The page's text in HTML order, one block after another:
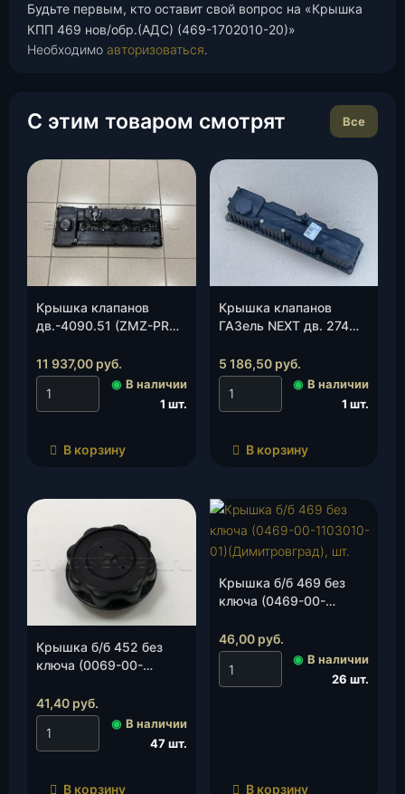
Будьте первым, кто оставит свой вопрос на «Крышка
КПП 469 нов/обр.(АДС) (469-1702010-20)»
Необходимо авторизоваться.
С этим товаром смотрят Все
Крышка клапанов
дв.-4090.51 (ZMZ-PRO)
Профи с 2018 г.в)(ЗМЗ)
(0406-24-1007210-11),
шт.
11 937,00 руб.
◉ В наличии
1 шт.
В корзину
Крышка клапанов
ГАЗель NEXT дв. 274
5 186,50 руб.
◉ В наличии
1 шт.
В корзину
Крышка б/б 452 без
ключа (0069-00-
41,40 руб.
◉ В наличии
47 шт.
В корзину
Крышка б/б 469 без
ключа (0469-00-
(Димитровград), шт.
46,00 руб.
◉ В наличии
26 шт.
В корзину